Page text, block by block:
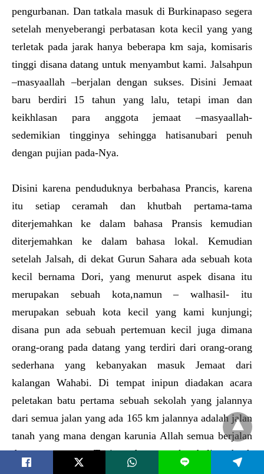
pengurbanan. Dan tatkala masuk di Burkinapaso segera
setelah menyeberangi perbatasan kota kecil yang yang
terletak pada jarak hanya beberapa km saja, komisaris
tinggi disana datang untuk menyambut kami. Jalsahpun
–masyaallah –berjalan dengan sukses. Disini Jemaat
baru berdiri 15 tahun yang lalu, tetapi iman dan
keikhlasan para anggota jemaat –masyaallah-
sedemikian tingginya sehingga hatisanubari penuh
dengan pujian pada-Nya.
Disini karena penduduknya berbahasa Prancis, karena
itu setiap ceramah dan khutbah pertama-tama
diterjemahkan ke dalam bahasa Pransis kemudian
diterjemahkan ke dalam bahasa lokal. Kemudian
setelah Jalsah, di dekat Gurun Sahara ada sebuah kota
kecil bernama Dori, yang menurut aspek disana itu
merupakan sebuah kota,namun – walhasil- itu
merupakan sebuah kota kecil yang kami kunjungi;
disana pun ada sebuah pertemuan kecil juga dimana
orang-orang pada datang yang terdiri dari orang-orang
sederhana yang kebanyakan masuk Jemaat dari
kalangan Wahabi. Di tempat inipun diadakan acara
peletakan batu pertama sebuah sekolah yang jalannya
dari semua jalan yang ada 165 km jalannya adalah jalan
tanah yang mana dengan karunia Allah semua berjalan
dengan tenang. Tapi pada saat kembali sebuah
L